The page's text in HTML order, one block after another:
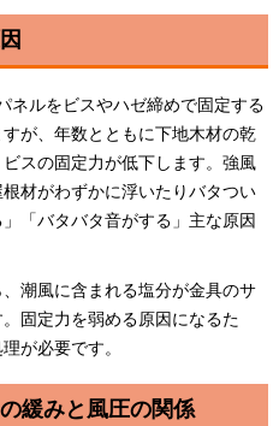
ネルをビスやハゼ締めで固定する
が、年数とともに下地木材の乾
スの固定力が低下します。強風
材がわずかに浮いたりバタつい
「バタバタ音がする」主な原因
潮風に含まれる塩分が金具のサ
固定力を弱める原因になるた
が必要です。
緩みと風圧の関係